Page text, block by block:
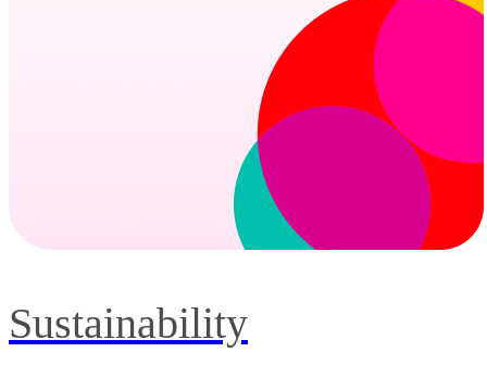
Sustainability